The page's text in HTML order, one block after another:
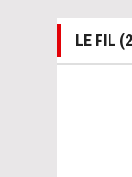
LE FIL